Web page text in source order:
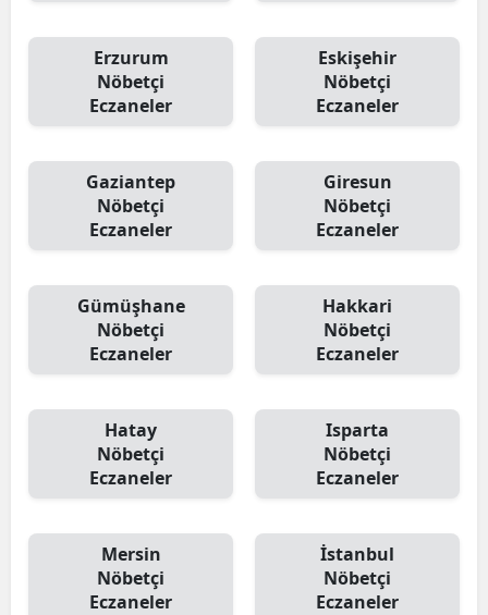
Erzurum
Nöbetçi
Eczaneler
Eskişehir
Nöbetçi
Eczaneler
Gaziantep
Nöbetçi
Eczaneler
Giresun
Nöbetçi
Eczaneler
Gümüşhane
Nöbetçi
Eczaneler
Hakkari
Nöbetçi
Eczaneler
Hatay
Nöbetçi
Eczaneler
Isparta
Nöbetçi
Eczaneler
Mersin
Nöbetçi
Eczaneler
İstanbul
Nöbetçi
Eczaneler